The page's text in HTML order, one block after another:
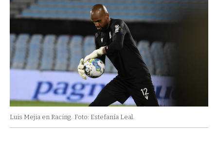
Luis Mejia en Racing. Foto: Estefanía Leal.